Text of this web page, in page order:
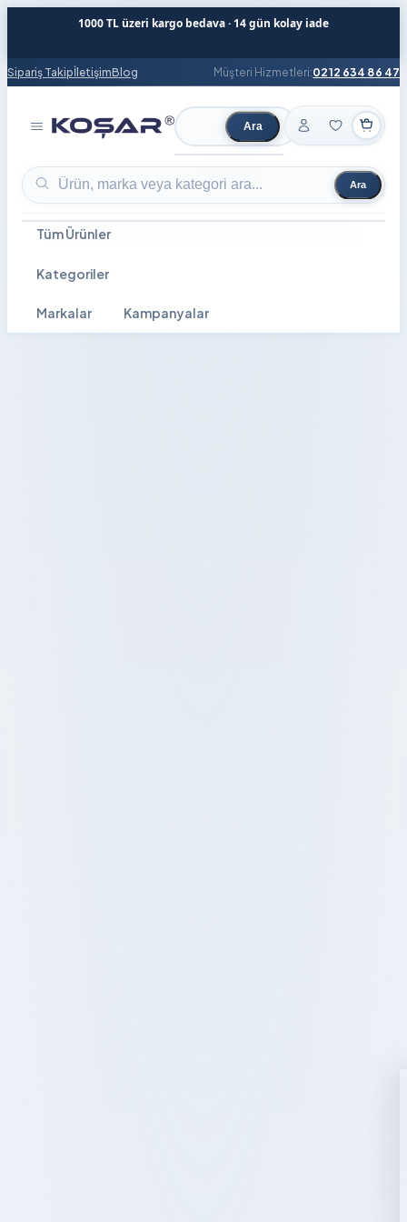
1000 TL üzeri kargo bedava · 14 gün kolay iade
Sipariş TakipİletişimBlog Müşteri Hizmetleri:0212 634 86 47
Ürün ara Ara
Ürün ara Ara
Tüm Ürünler
Kategoriler
Markalar Kampanyalar